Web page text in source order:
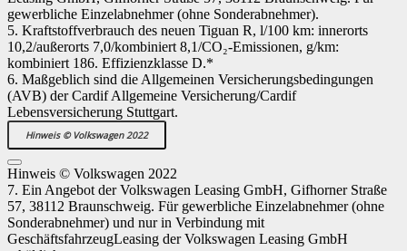
gewerbliche Einzelabnehmer (ohne Sonderabnehmer).
5. Kraftstoffverbrauch des neuen Tiguan R, l/100 km: innerorts
10,2/außerorts 7,0/kombiniert 8,1/CO₂-Emissionen, g/km:
kombiniert 186. Effizienzklasse D.*
6. Maßgeblich sind die Allgemeinen Versicherungsbedingungen
(AVB) der Cardif Allgemeine Versicherung/Cardif
Lebensversicherung Stuttgart.
Hinweis © Volkswagen 2022
Hinweis © Volkswagen 2022
7. Ein Angebot der Volkswagen Leasing GmbH, Gifhorner Straße
57, 38112 Braunschweig. Für gewerbliche Einzelabnehmer (ohne
Sonderabnehmer) und nur in Verbindung mit
GeschäftsfahrzeugLeasing der Volkswagen Leasing GmbH